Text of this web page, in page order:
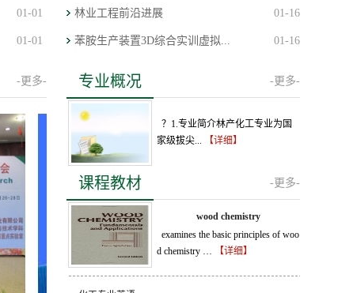
01-01
01-01
01-16
林业工程前沿进展
01-16
苯胺生产装置3D综合实训虚拟...
-更多- 专业概况 -更多-
？1.专业简介林产化工专业为国
家级拔尖...
【详细】
课程教材 -更多-
wood chemistry
examines the basic principles of woo
d chemistry …
【详细】